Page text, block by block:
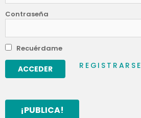
Contraseña
Recuérdame
REGISTRARSE
¡PUBLICA!